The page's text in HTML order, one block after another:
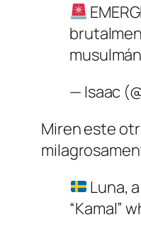
— Isaac
Miren este
Luna,
“Kamal”